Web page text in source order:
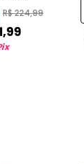
R$224,99
,99